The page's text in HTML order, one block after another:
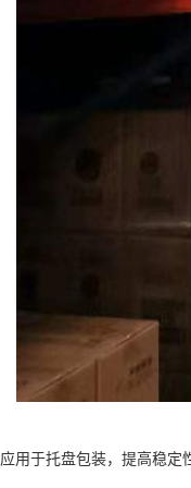
应用于托盘包装，提高稳定